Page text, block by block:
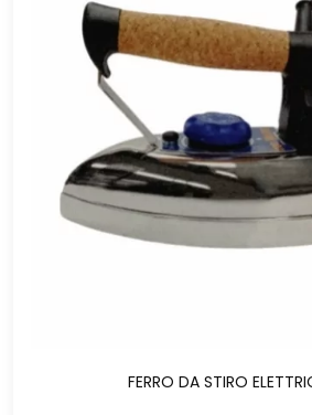
FERRO DA STIRO